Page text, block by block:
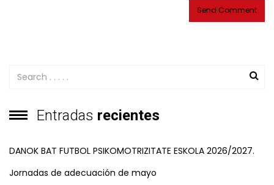
Entradas recientes
DANOK BAT FUTBOL PSIKOMOTRIZITATE ESKOLA 2026/2027.
Jornadas de adecuación de mayo